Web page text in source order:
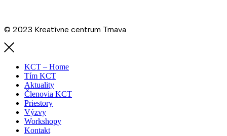
© 2023 Kreatívne centrum Trnava
KCT – Home
Tím KCT
Aktuality
Členovia KCT
Priestory
Výzvy
Workshopy
Kontakt